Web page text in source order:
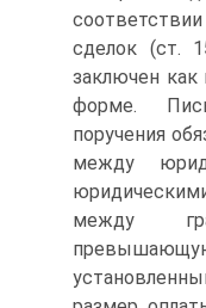
сделок (ст.
заключен как
форме.
поручения
между
между